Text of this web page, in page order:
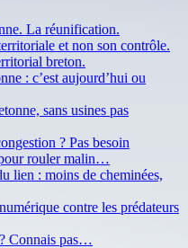
La réunification.
et non son contrôle.
breton.
: c’est aujourd’hui ou
sans usines pas
? Pas besoin
rouler malin…
lien : moins de cheminées,
contre les prédateurs
Connais pas…